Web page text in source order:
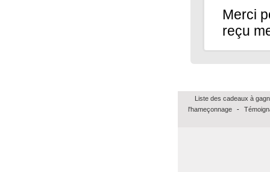
Merci
reçu
Liste des cadeaux à
l'hameçonnage
-